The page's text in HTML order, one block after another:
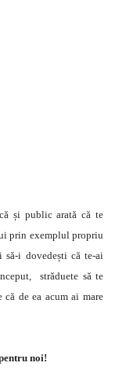
și public arată că te
prin exemplul propriu
să-i dovedești că te-ai
străduete să te
de ea acum ai mare
noi!